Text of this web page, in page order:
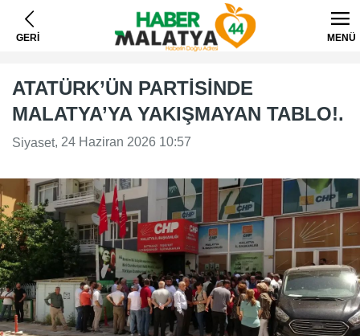
GERİ MENÜ
ATATÜRK’ÜN PARTİSİNDE
MALATYA’YA YAKIŞMAYAN TABLO!.
Siyaset, 24 Haziran 2026 10:57